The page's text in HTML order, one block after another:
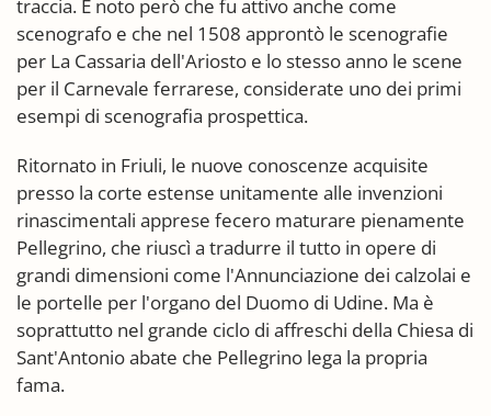
traccia. È noto però che fu attivo anche come
scenografo e che nel 1508 approntò le scenografie
per La Cassaria dell'Ariosto e lo stesso anno le scene
per il Carnevale ferrarese, considerate uno dei primi
esempi di scenografia prospettica.
Ritornato in Friuli, le nuove conoscenze acquisite
presso la corte estense unitamente alle invenzioni
rinascimentali apprese fecero maturare pienamente
Pellegrino, che riuscì a tradurre il tutto in opere di
grandi dimensioni come l'Annunciazione dei calzolai e
le portelle per l'organo del Duomo di Udine. Ma è
soprattutto nel grande ciclo di affreschi della Chiesa di
Sant'Antonio abate che Pellegrino lega la propria
fama.